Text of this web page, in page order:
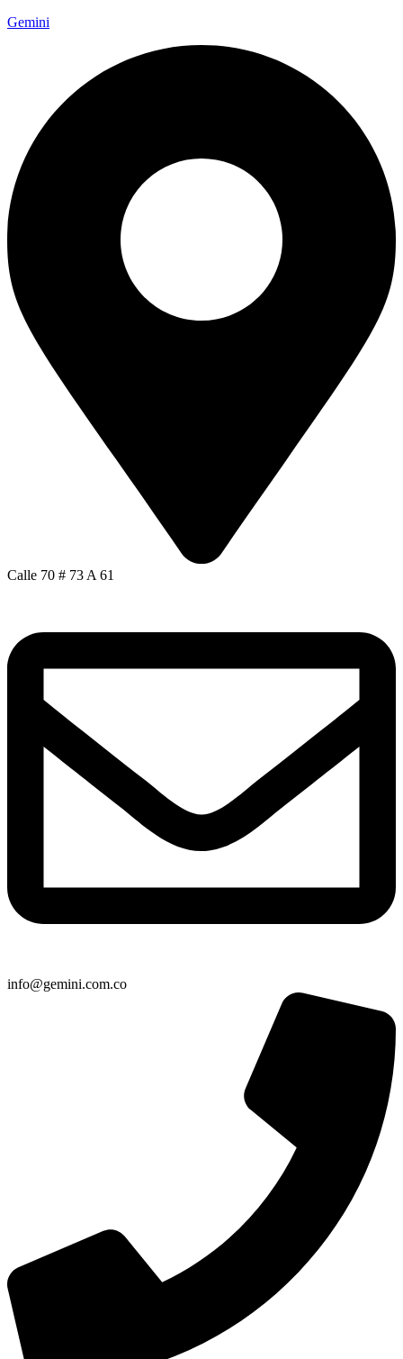
Gemini
Calle 70 # 73 A 61
info@gemini.com.co